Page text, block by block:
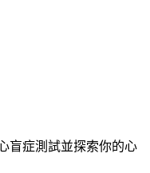
盲症測試並探索你的心